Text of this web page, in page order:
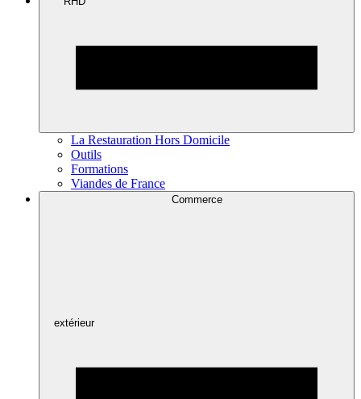
La Restauration Hors Domicile
Outils
Formations
Viandes de France
Commerce
extérieur